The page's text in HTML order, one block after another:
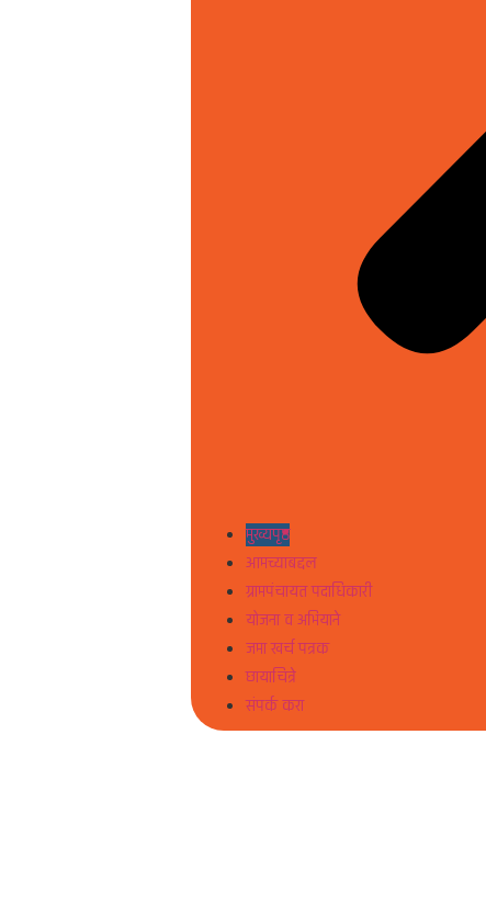
मुख्यपृष्ठ
आमच्याबद्दल
ग्रामपंचायत पदाधिकारी
योजना व अभियाने
जमा खर्च पत्रक
छायाचित्रे
संपर्क करा